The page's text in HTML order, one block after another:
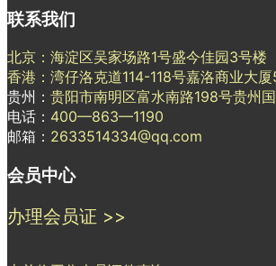
联系我们
北京：海淀区吴家场路1号盛今佳园3号楼
香港：湾仔洛克道114-118号嘉洛商业大
贵州： 贵阳市南明区富水南路198号贵州
电话： 400—863—1190
邮箱： 2633514334@qq.com
会员中心
办理会员证 >>